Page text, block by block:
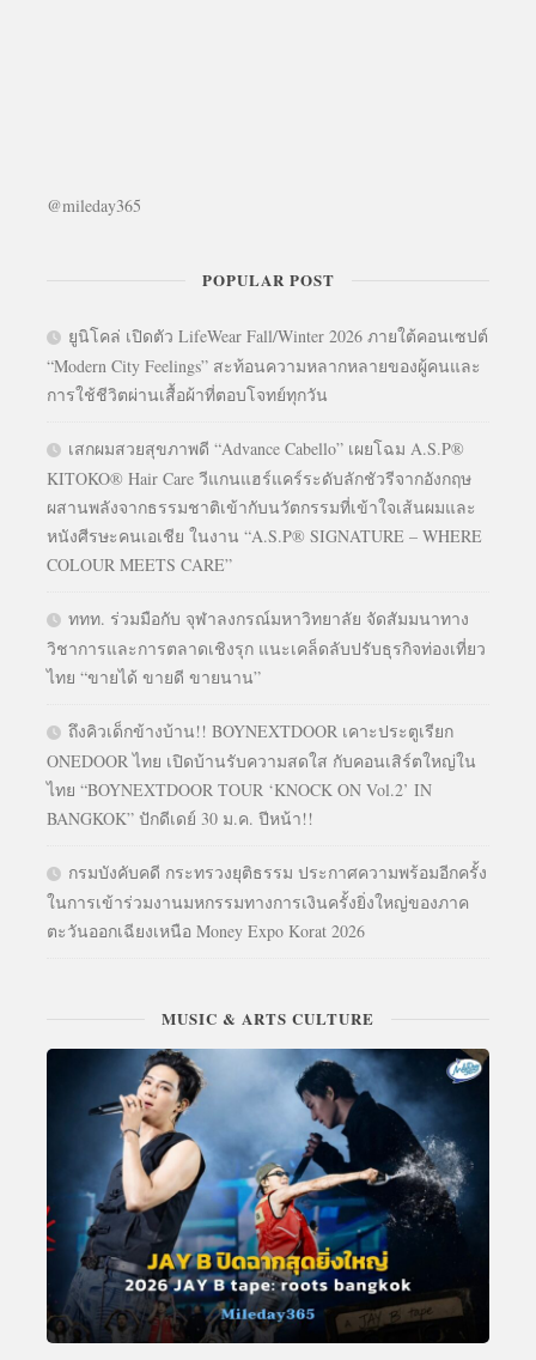
@mileday365
POPULAR POST
ยูนิโคล่ เปิดตัว LifeWear Fall/Winter 2026 ภายใต้คอนเซปต์
“Modern City Feelings” สะท้อนความหลากหลายของผู้คนและ
การใช้ชีวิตผ่านเสื้อผ้าที่ตอบโจทย์ทุกวัน
เสกผมสวยสุขภาพดี “Advance Cabello” เผยโฉม A.S.P®
KITOKO® Hair Care วีแกนแฮร์แคร์ระดับลักชัวรีจากอังกฤษ
ผสานพลังจากธรรมชาติเข้ากับนวัตกรรมที่เข้าใจเส้นผมและ
หนังศีรษะคนเอเชีย ในงาน “A.S.P® SIGNATURE – WHERE
COLOUR MEETS CARE”
ททท. ร่วมมือกับ จุฬาลงกรณ์มหาวิทยาลัย จัดสัมมนาทาง
วิชาการและการตลาดเชิงรุก แนะเคล็ดลับปรับธุรกิจท่องเที่ยว
ไทย “ขายได้ ขายดี ขายนาน”
ถึงคิวเด็กข้างบ้าน!! BOYNEXTDOOR เคาะประตูเรียก
ONEDOOR ไทย เปิดบ้านรับความสดใส กับคอนเสิร์ตใหญ่ใน
ไทย “BOYNEXTDOOR TOUR ‘KNOCK ON Vol.2’ IN
BANGKOK” ปักดีเดย์ 30 ม.ค. ปีหน้า!!
กรมบังคับคดี กระทรวงยุติธรรม ประกาศความพร้อมอีกครั้ง
ในการเข้าร่วมงานมหกรรมทางการเงินครั้งยิ่งใหญ่ของภาค
ตะวันออกเฉียงเหนือ Money Expo Korat 2026
MUSIC & ARTS CULTURE